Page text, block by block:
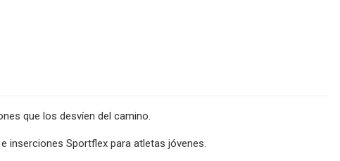
que los desvíen del camino.
inserciones Sportflex para atletas jóvenes.